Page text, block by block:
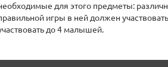
для этого предметы:
игры в ней должен
до 4 малышей.